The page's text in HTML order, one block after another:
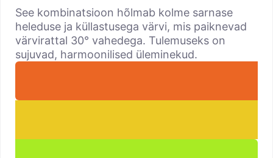
See kombinatsioon hõlmab kolme sarnase
heleduse ja küllastusega värvi, mis paiknevad
värvirattal 30° vahedega. Tulemuseks on
sujuvad, harmoonilised üleminekud.